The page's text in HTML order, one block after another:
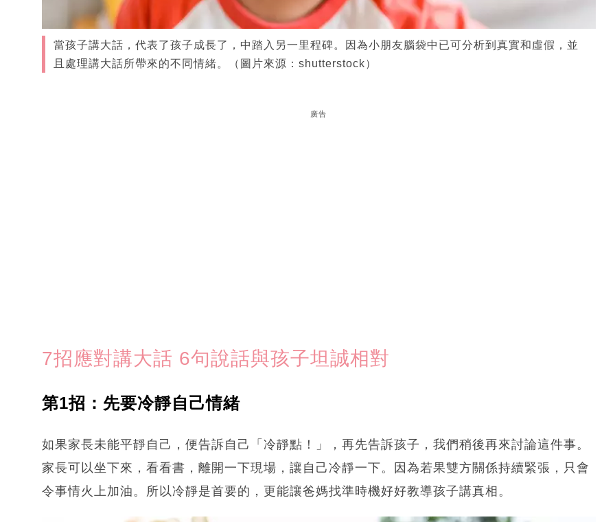
當孩子講大話，代表了孩子成長了，中踏入另一里程碑。因為小朋友腦袋中已可分析到真實和虛假，並
且處理講大話所帶來的不同情緒。（圖片來源：shutterstock）
廣告
7招應對講大話 6句說話與孩子坦誠相對
第1招：先要冷靜自己情緒
如果家長未能平靜自己，便告訴自己「冷靜點！」，再先告訴孩子，我們稍後再來討論這件事。
家長可以坐下來，看看書，離開一下現場，讓自己冷靜一下。因為若果雙方關係持續緊張，只會
令事情火上加油。所以冷靜是首要的，更能讓爸媽找準時機好好教導孩子講真相。